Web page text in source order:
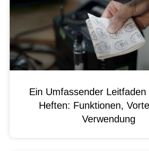
Ein Umfassender Leitfaden
Heften: Funktionen,
Verwendung